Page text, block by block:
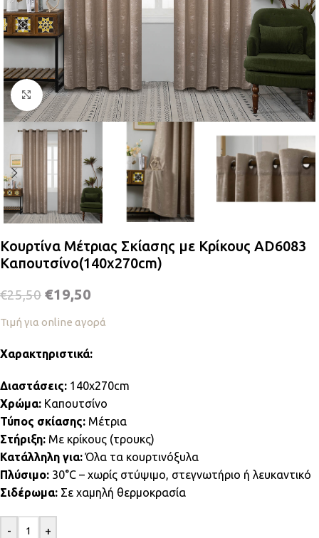
Κλικ για μεγέθυνση
Κουρτίνα Μέτριας Σκίασης με Κρίκους AD6083
Καπουτσίνο(140x270cm)
€25,50 €19,50
Τιμή για online αγορά
Χαρακτηριστικά:
Διαστάσεις: 140x270cm
Χρώμα: Καπουτσίνο
Τύπος σκίασης: Μέτρια
Στήριξη: Με κρίκους (τρουκς)
Κατάλληλη για:Όλα τα κουρτινόξυλα
Πλύσιμο: 30°C – χωρίς στύψιμο, στεγνωτήριο ή λευκαντικό
Σιδέρωμα: Σε χαμηλή θερμοκρασία
- +